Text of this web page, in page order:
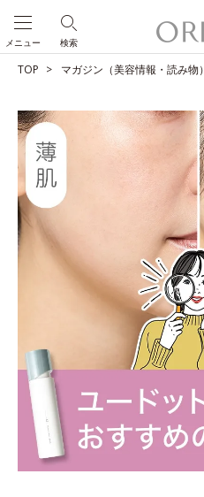
検索
メニュー
TOP マガジン（美容情報・読み物）